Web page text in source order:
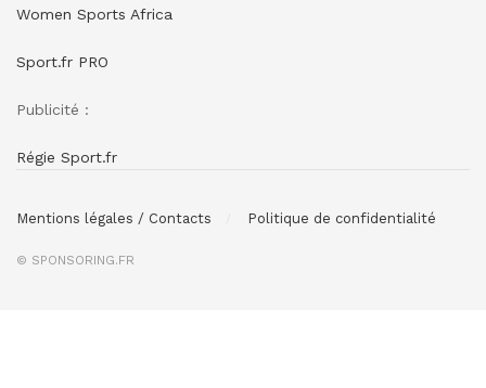
Women Sports Africa
Sport.fr PRO
Publicité :
Régie Sport.fr
Mentions légales / Contacts Politique de confidentialité
© SPONSORING.FR